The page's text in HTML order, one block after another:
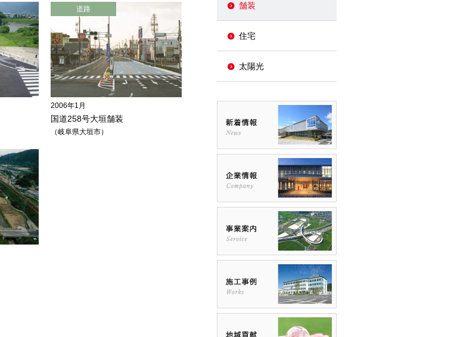
道路
2006年1月
国道258号大垣舗装
岐阜県大垣市
舗装
住宅
太陽光